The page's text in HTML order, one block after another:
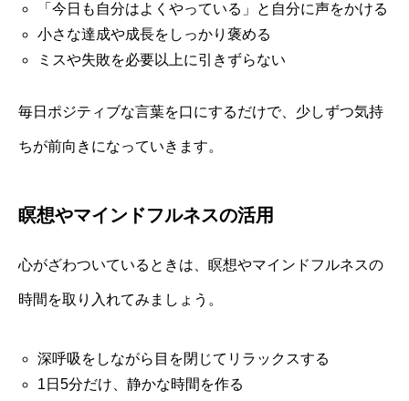
「今日も自分はよくやっている」と自分に声をかける
小さな達成や成長をしっかり褒める
ミスや失敗を必要以上に引きずらない
毎日ポジティブな言葉を口にするだけで、少しずつ気持
ちが前向きになっていきます。
瞑想やマインドフルネスの活用
心がざわついているときは、瞑想やマインドフルネスの
時間を取り入れてみましょう。
深呼吸をしながら目を閉じてリラックスする
1日5分だけ、静かな時間を作る